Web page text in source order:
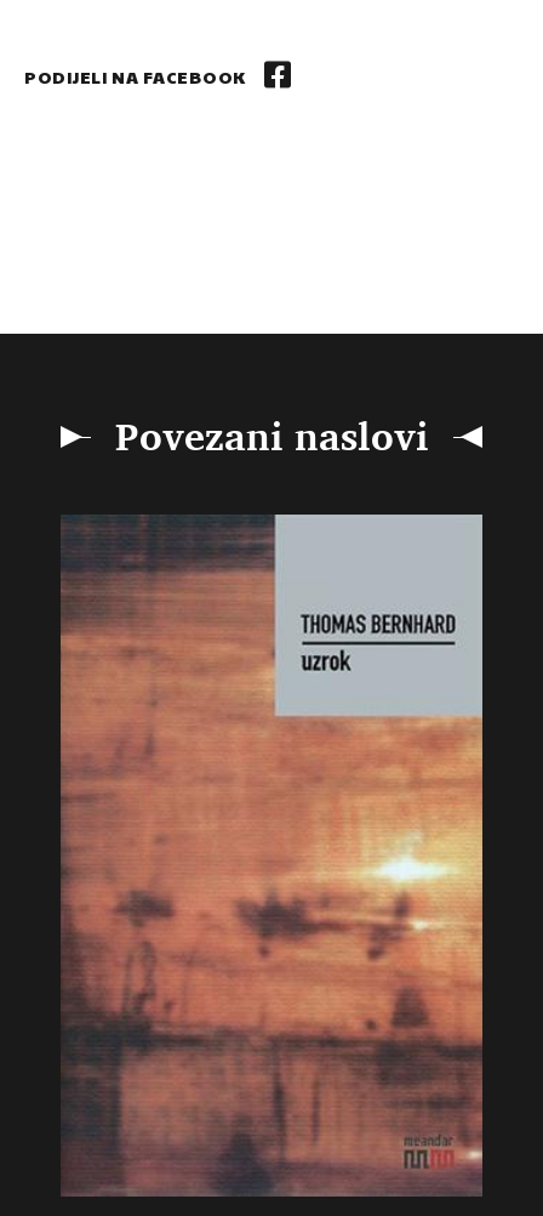
PODIJELI NA FACEBOOK
Povezani naslovi